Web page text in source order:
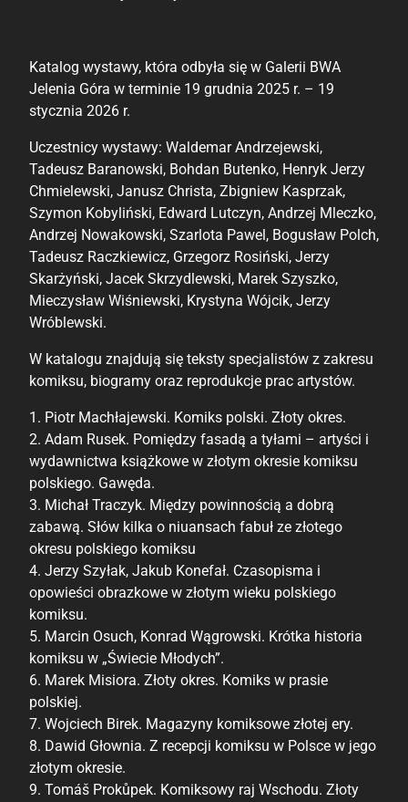
Katalog wystawy, która odbyła się w Galerii BWA
Jelenia Góra w terminie 19 grudnia 2025 r. – 19
stycznia 2026 r.
Uczestnicy wystawy: Waldemar Andrzejewski,
Tadeusz Baranowski, Bohdan Butenko, Henryk Jerzy
Chmielewski, Janusz Christa, Zbigniew Kasprzak,
Szymon Kobyliński, Edward Lutczyn, Andrzej Mleczko,
Andrzej Nowakowski, Szarlota Pawel, Bogusław Polch,
Tadeusz Raczkiewicz, Grzegorz Rosiński, Jerzy
Skarżyński, Jacek Skrzydlewski, Marek Szyszko,
Mieczysław Wiśniewski, Krystyna Wójcik, Jerzy
Wróblewski.
W katalogu znajdują się teksty specjalistów z zakresu
komiksu, biogramy oraz reprodukcje prac artystów.
1. Piotr Machłajewski. Komiks polski. Złoty okres.
2. Adam Rusek. Pomiędzy fasadą a tyłami – artyści i
wydawnictwa książkowe w złotym okresie komiksu
polskiego. Gawęda.
3. Michał Traczyk. Między powinnością a dobrą
zabawą. Słów kilka o niuansach fabuł ze złotego
okresu polskiego komiksu
4. Jerzy Szyłak, Jakub Konefał. Czasopisma i
opowieści obrazkowe w złotym wieku polskiego
komiksu.
5. Marcin Osuch, Konrad Wągrowski. Krótka historia
komiksu w „Świecie Młodych”.
6. Marek Misiora. Złoty okres. Komiks w prasie
polskiej.
7. Wojciech Birek. Magazyny komiksowe złotej ery.
8. Dawid Głownia. Z recepcji komiksu w Polsce w jego
złotym okresie.
9. Tomáš Prokůpek. Komiksowy raj Wschodu. Złoty